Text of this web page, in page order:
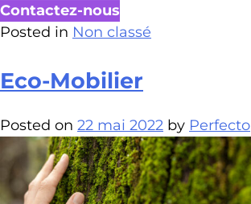
Contactez-nous
Posted in Non classé
Eco-Mobilier
Posted on 22 mai 2022 by Perfecto